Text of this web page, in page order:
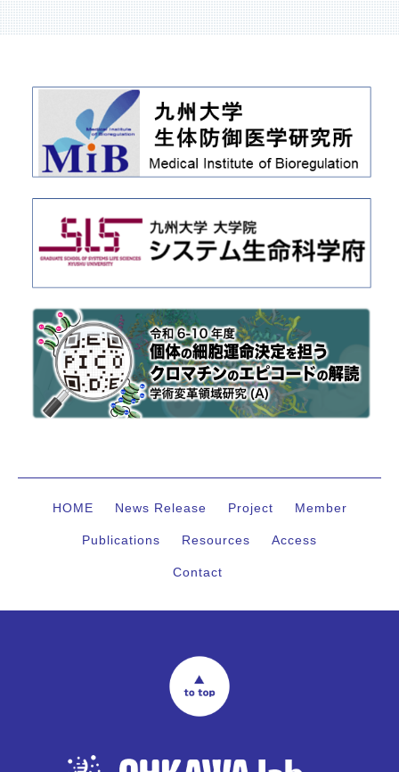
HOME News Release Project Member
Publications Resources Access
Contact